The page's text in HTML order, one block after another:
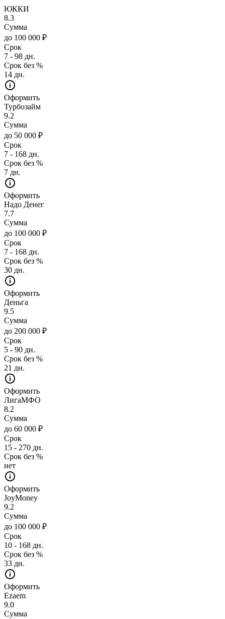
ЮККИ
8.3
Сумма
до 100 000 ₽
Срок
7 - 98 дн.
Срок без %
14 дн.
Оформить
Турбозайм
9.2
Сумма
до 50 000 ₽
Срок
7 - 168 дн.
Срок без %
7 дн.
Оформить
Надо Денег
7.7
Сумма
до 100 000 ₽
Срок
7 - 168 дн.
Срок без %
30 дн.
Оформить
Деньга
9.5
Сумма
до 200 000 ₽
Срок
5 - 90 дн.
Срок без %
21 дн.
Оформить
ЛигаМФО
8.2
Сумма
до 60 000 ₽
Срок
15 - 270 дн.
Срок без %
нет
Оформить
JoyMoney
9.2
Сумма
до 100 000 ₽
Срок
10 - 168 дн.
Срок без %
33 дн.
Оформить
Ezaem
9.0
Сумма